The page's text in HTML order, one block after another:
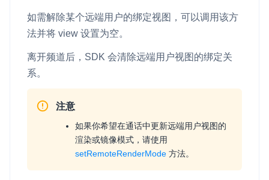
如需解除某个远端用户的绑定视图，可以调用该方
法并将 view 设置为空。
离开频道后，SDK 会清除远端用户视图的绑定关
系。
注意
如果你希望在通话中更新远端用户视图的
渲染或镜像模式，请使用
setRemoteRenderMode 方法。